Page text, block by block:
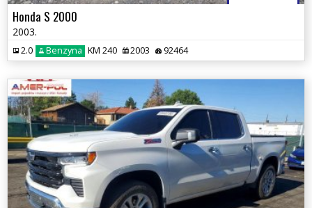
Honda S 2000
2003.
2.0 Benzyna KM 240 2003 92464